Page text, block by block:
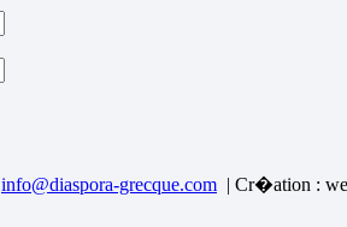
info@diaspora-grecque.com | Cr�ation :